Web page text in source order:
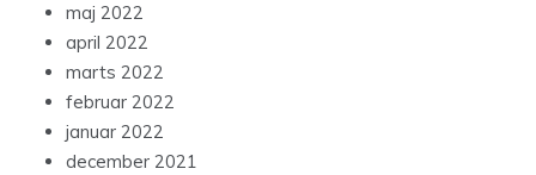
maj 2022
april 2022
marts 2022
februar 2022
januar 2022
december 2021